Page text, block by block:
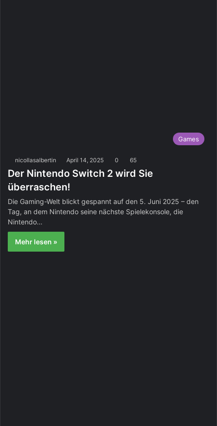
Games
nicollasalbertin April 14, 2025 0 65
Der Nintendo Switch 2 wird Sie
überraschen!
Die Gaming-Welt blickt gespannt auf den 5. Juni 2025 – den
Tag, an dem Nintendo seine nächste Spielekonsole, die
Nintendo…
Mehr lesen »